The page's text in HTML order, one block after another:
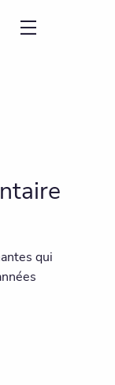
qui